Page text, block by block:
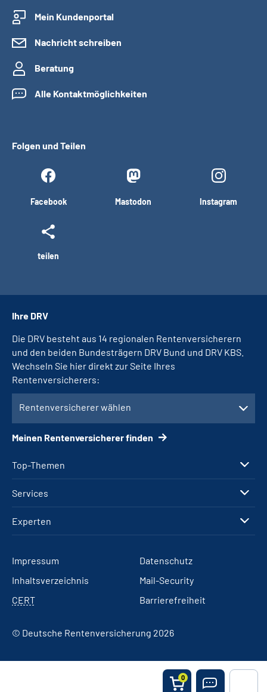
0
Mein Kundenportal
Nachricht schreiben
Beratung
Alle Kontaktmöglichkeiten
Folgen und Teilen
Facebook Mastodon Instagram
teilen
Top-Themen
Services
Experten
Ihre DRV
Die DRV besteht aus 14 regionalen Rentenversicherern
und den beiden Bundesträgern DRV Bund und DRV KBS.
Wechseln Sie hier direkt zur Seite Ihres
Rentenversicherers:
Rentenversicherer wählen
Meinen Rentenversicherer finden
Impressum
Datenschutz
Inhaltsverzeichnis
Mail-Security
CERT
Barrierefreiheit
© Deutsche Rentenversicherung 2026